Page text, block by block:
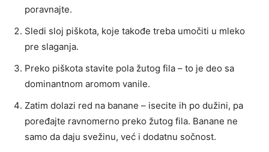
poravnajte.
Sledi sloj piškota, koje takođe treba umočiti u mleko
pre slaganja.
Preko piškota stavite pola žutog fila – to je deo sa
dominantnom aromom vanile.
Zatim dolazi red na banane – isecite ih po dužini, pa
poređajte ravnomerno preko žutog fila. Banane ne
samo da daju svežinu, već i dodatnu sočnost.